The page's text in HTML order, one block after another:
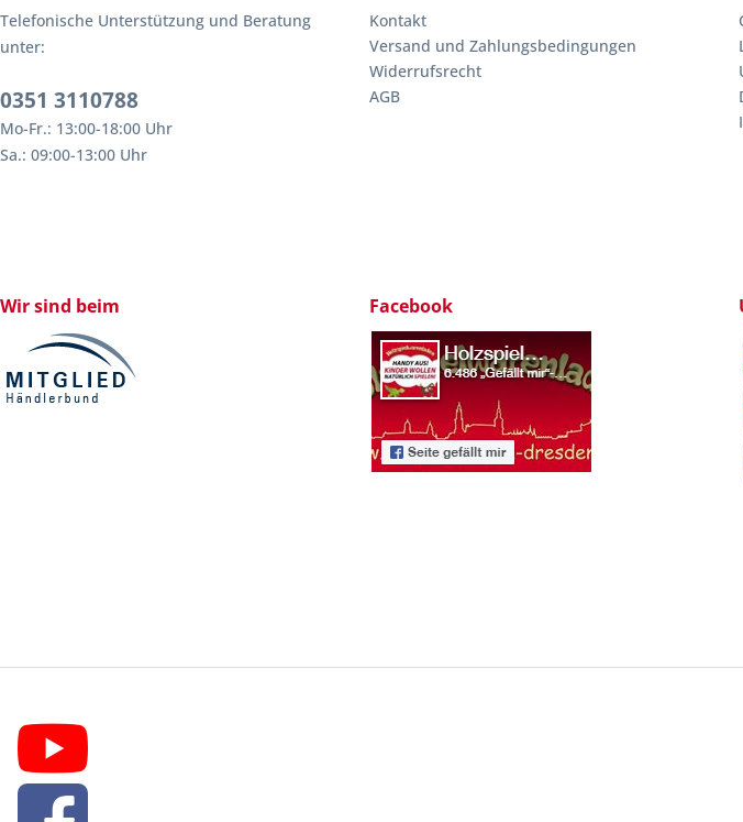
Telefonische Unterstützung und Beratung
unter:
0351 3110788
Mo-Fr.: 13:00-18:00 Uhr
Sa.: 09:00-13:00 Uhr
Kontakt
Versand und Zahlungsbedingungen
Widerrufsrecht
AGB
Wir sind beim Facebook